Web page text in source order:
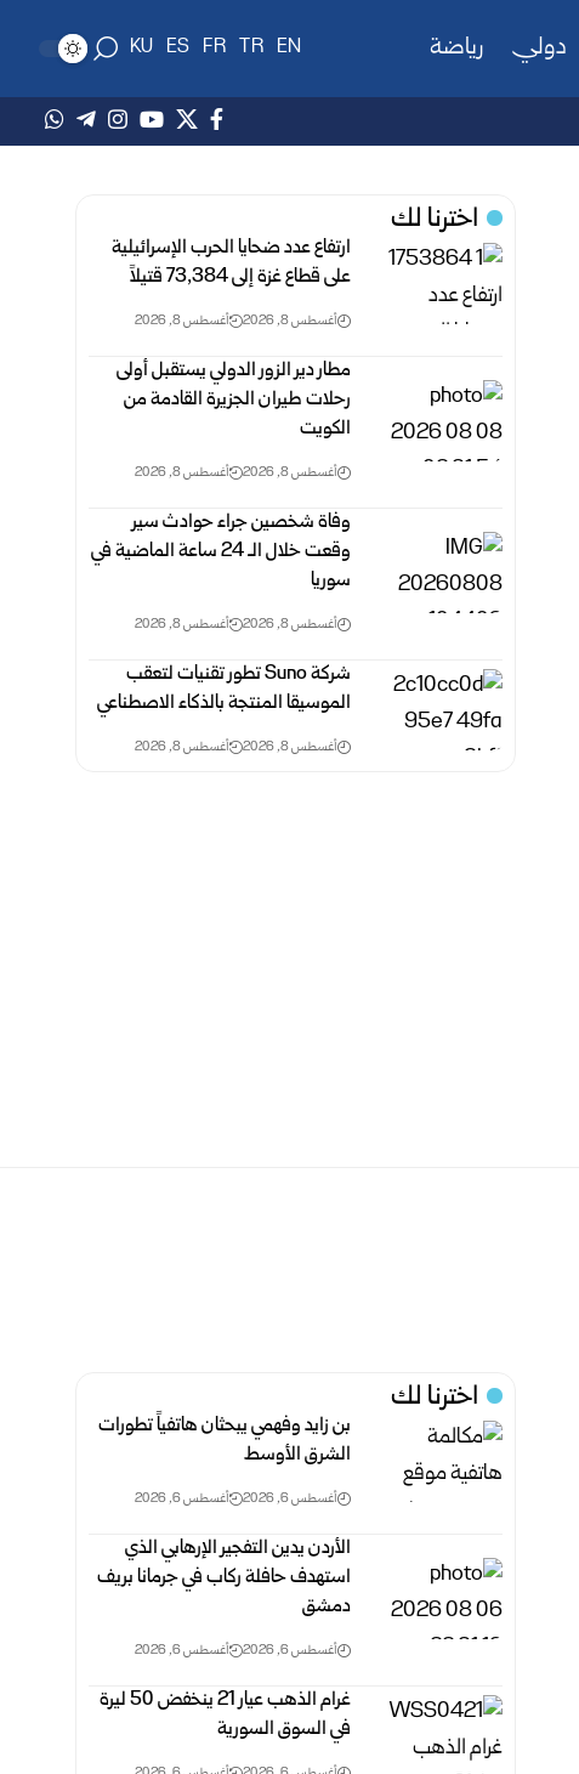
دولي رياضة EN
TR
FR
ES
KU
اخترنا لك
ارتفاع عدد ضحايا الحرب الإسرائيلية
على قطاع غزة ‏إلى 73,384 ‏قتيلاً‎ ‎
أغسطس 8, 2026 أغسطس 8, 2026
مطار دير الزور الدولي يستقبل أولى
رحلات طيران الجزيرة ‏القادمة من
الكويت
أغسطس 8, 2026 أغسطس 8, 2026
وفاة شخصين جراء حوادث سير
وقعت خلال الـ 24 ‏ساعة الماضية في
سوريا
أغسطس 8, 2026 أغسطس 8, 2026
شركةSuno ‎ تطور تقنيات لتعقب
الموسيقا المنتجة بالذكاء ‏الاصطناعي
أغسطس 8, 2026 أغسطس 8, 2026
اخترنا لك
بن زايد وفهمي يبحثان هاتفياً تطورات
الشرق الأوسط
أغسطس 6, 2026 أغسطس 6, 2026
الأردن يدين التفجير الإرهابي الذي
استهدف حافلة ركاب في جرمانا بريف
دمشق
أغسطس 6, 2026 أغسطس 6, 2026
غرام الذهب عيار 21 ينخفض 50 ليرة
في السوق السورية‎